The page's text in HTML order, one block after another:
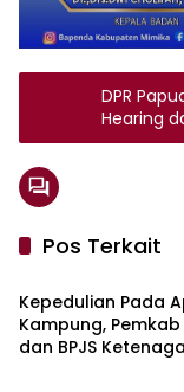
DPR
Hearing
Pos Terkait
Kabar Mimika
Kepedulian Pada
Kampung, Pemkab
dan BPJS
Sosial